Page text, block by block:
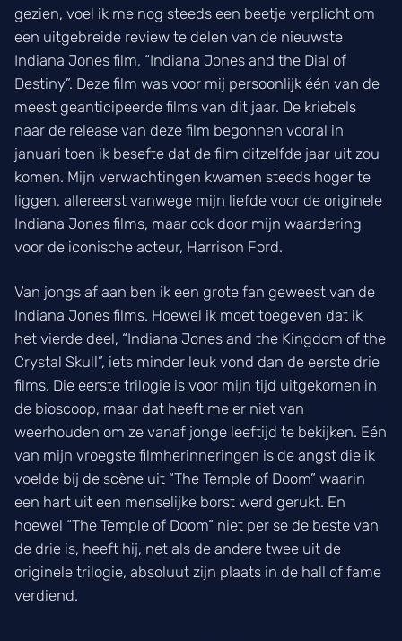
gezien, voel ik me nog steeds een beetje verplicht om
een uitgebreide review te delen van de nieuwste
Indiana Jones film, “Indiana Jones and the Dial of
Destiny”. Deze film was voor mij persoonlijk één van de
meest geanticipeerde films van dit jaar. De kriebels
naar de release van deze film begonnen vooral in
januari toen ik besefte dat de film ditzelfde jaar uit zou
komen. Mijn verwachtingen kwamen steeds hoger te
liggen, allereerst vanwege mijn liefde voor de originele
Indiana Jones films, maar ook door mijn waardering
voor de iconische acteur, Harrison Ford.
Van jongs af aan ben ik een grote fan geweest van de
Indiana Jones films. Hoewel ik moet toegeven dat ik
het vierde deel, “Indiana Jones and the Kingdom of the
Crystal Skull”, iets minder leuk vond dan de eerste drie
films. Die eerste trilogie is voor mijn tijd uitgekomen in
de bioscoop, maar dat heeft me er niet van
weerhouden om ze vanaf jonge leeftijd te bekijken. Eén
van mijn vroegste filmherinneringen is de angst die ik
voelde bij de scène uit “The Temple of Doom” waarin
een hart uit een menselijke borst werd gerukt. En
hoewel “The Temple of Doom” niet per se de beste van
de drie is, heeft hij, net als de andere twee uit de
originele trilogie, absoluut zijn plaats in de hall of fame
verdiend.